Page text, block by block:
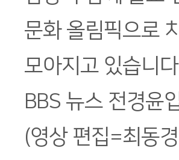
문화 올림픽으로
모아지고 있습니
BBS 뉴스 전경윤
(영상 편집=최동